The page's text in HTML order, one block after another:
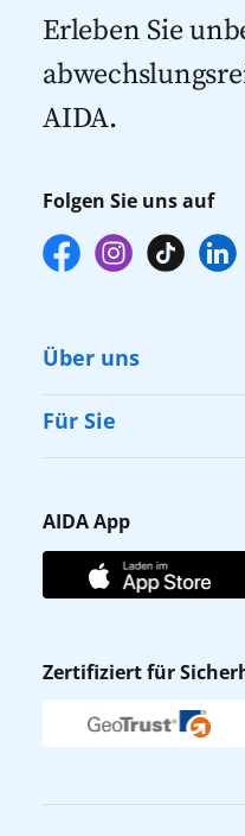
Kreuzfahrten 2027
Erleben Sie
AIDA.
Folgen Sie uns auf
Über uns
Cruise & Help
Karriere
Affiliateprogramm
Verhaltens- & Ethikkodex
Newsletter
Für Sie
Gästefragebogen
AIDA Club
AIDA App
Zertifiziert für